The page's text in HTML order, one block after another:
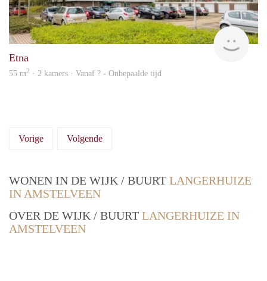
rent
Etna
55 m2 · 2 kamers · Vanaf ? - Onbepaalde tijd
Vorige Volgende
WONEN IN DE WIJK / BUURT LANGERHUIZE
IN AMSTELVEEN
OVER DE WIJK / BUURT LANGERHUIZE IN
AMSTELVEEN